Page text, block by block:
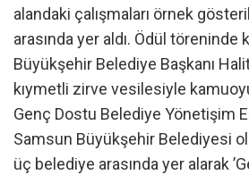
alandaki çalışmaları örnek
arasında yer aldı. Ödül töreninde
Büyükşehir Belediye Başkanı
kıymetli zirve vesilesiyle
Genç Dostu Belediye Yönetişim
Samsun Büyükşehir Belediyesi
üç belediye arasında yer alarak